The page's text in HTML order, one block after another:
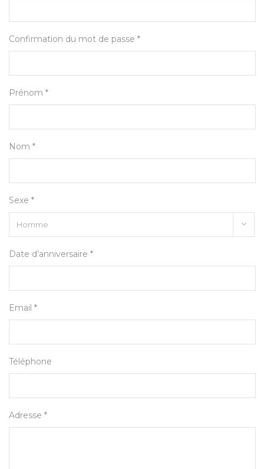
Confirmation du mot de passe *
Prénom *
Nom *
Sexe *
Date d’anniversaire *
Email *
Téléphone
Adresse *